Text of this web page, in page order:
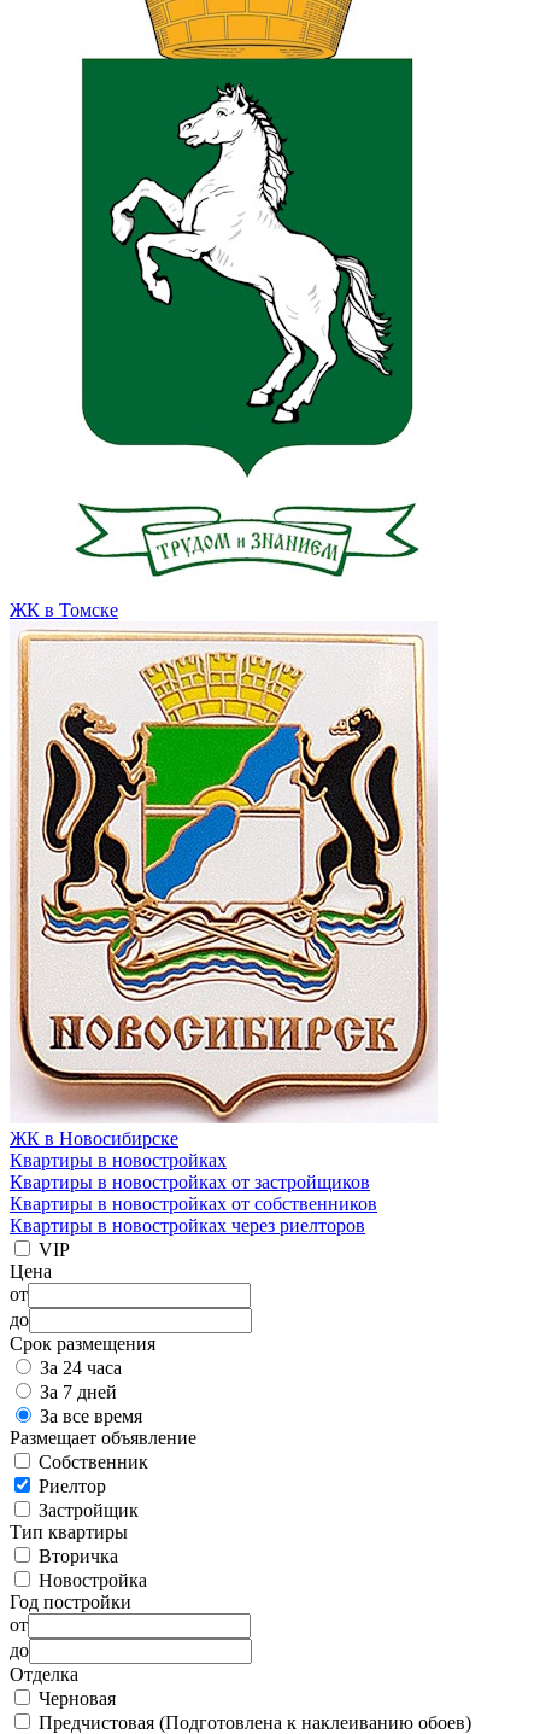
ЖК в Томске
ЖК в Новосибирске
Квартиры в новостройках
Квартиры в новостройках от застройщиков
Квартиры в новостройках от собственников
Квартиры в новостройках через риелторов
VIP
Цена
от
до
Срок размещения
За 24 часа
За 7 дней
За все время
Размещает объявление
Собственник
Риелтор
Застройщик
Тип квартиры
Вторичка
Новостройка
Год постройки
от
до
Отделка
Черновая
Предчистовая (Подготовлена к наклеиванию обоев)